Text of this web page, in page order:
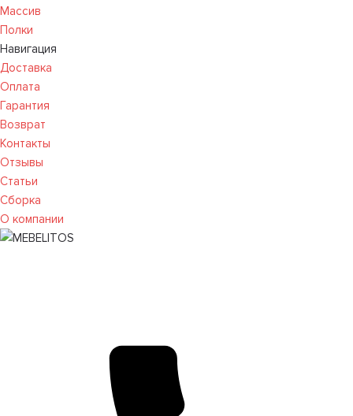
Массив
Полки
Навигация
Доставка
Оплата
Гарантия
Возврат
Контакты
Отзывы
Статьи
Сборка
О компании